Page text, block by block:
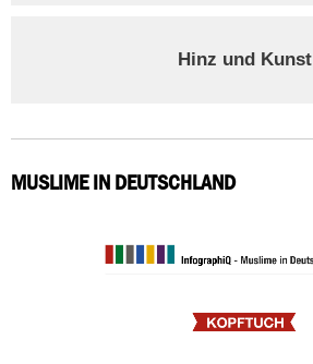
Hinz und Kunst
MUSLIME IN DEUTSCHLAND